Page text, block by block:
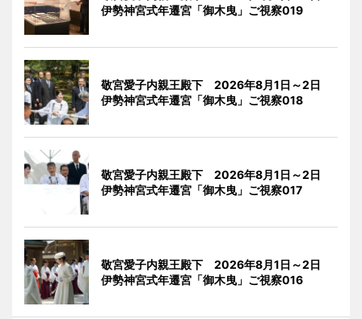
伊勢神宮式年遷宮「御木曳」ご視察019
敬宮愛子内親王殿下 2026年8月1日～2日
伊勢神宮式年遷宮「御木曳」ご視察018
敬宮愛子内親王殿下 2026年8月1日～2日
伊勢神宮式年遷宮「御木曳」ご視察017
敬宮愛子内親王殿下 2026年8月1日～2日
伊勢神宮式年遷宮「御木曳」ご視察016